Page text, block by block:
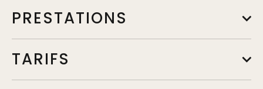
PRESTATIONS
TARIFS